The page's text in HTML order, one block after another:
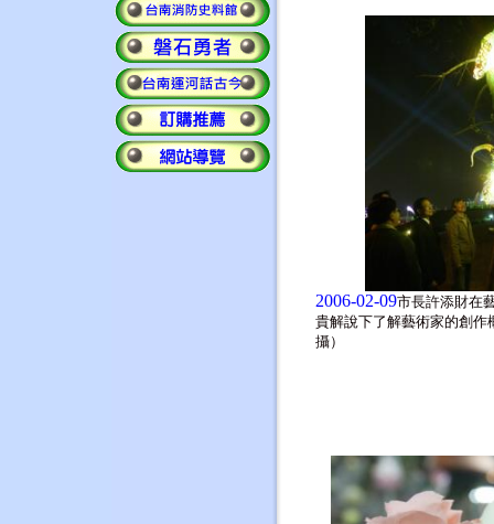
2006-02-09市長許添財在
貴解說下了解藝術家的創作
攝）